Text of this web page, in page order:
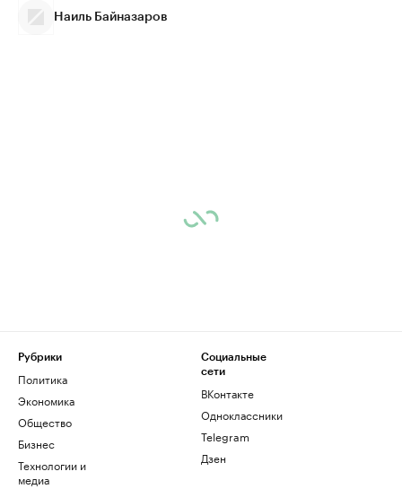
Наиль Байназаров
Рубрики
Политика
Экономика
Общество
Бизнес
Технологии и
медиа
Социальные
сети
ВКонтакте
Одноклассники
Telegram
Дзен